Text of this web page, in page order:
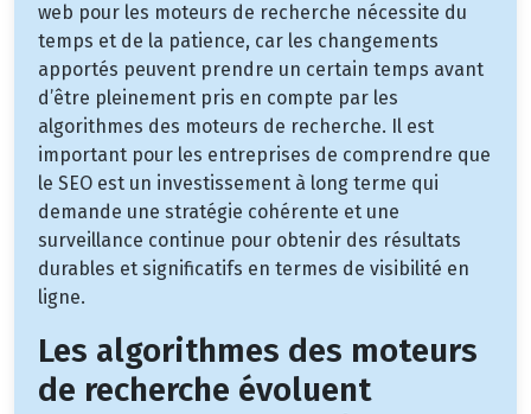
web pour les moteurs de recherche nécessite du
temps et de la patience, car les changements
apportés peuvent prendre un certain temps avant
d’être pleinement pris en compte par les
algorithmes des moteurs de recherche. Il est
important pour les entreprises de comprendre que
le SEO est un investissement à long terme qui
demande une stratégie cohérente et une
surveillance continue pour obtenir des résultats
durables et significatifs en termes de visibilité en
ligne.
Les algorithmes des moteurs
de recherche évoluent